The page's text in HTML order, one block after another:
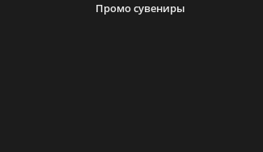
Промо сувениры